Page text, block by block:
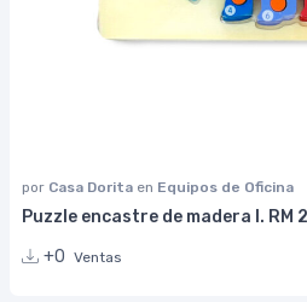
por Casa Dorita en Equipos de Oficina
Puzzle encastre de madera I. RM
+0 Ventas